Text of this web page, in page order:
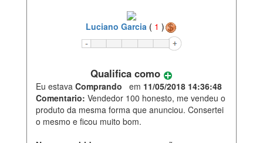
Luciano Garcia ( 1 )
Qualifica como
Eu estava Comprando em 11/05/2018 14:36:48
Comentario: Vendedor 100 honesto, me vendeu o
produto da mesma forma que anunciou. Consertei
o mesmo e ficou muito bom.